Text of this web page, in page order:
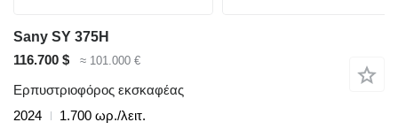
Sany SY 375H
116.700 $
≈ 101.000 €
Ερπυστριοφόρος εκσκαφέας
2024
1.700 ωρ./λειτ.